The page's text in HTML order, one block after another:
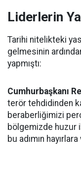
Liderlerin
Tarihi nitelikteki
gelmesinin
yapmıştı:
Cumhurbaşkanı
terör tehdidinden
beraberliğimizi
bölgemizde huzur
bu adımın